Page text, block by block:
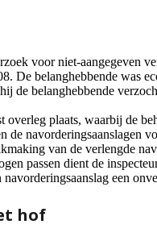
voor niet-aangegeven
De belanghebbende was
de belanghebbende
plaats, waarbij de
navorderingsaanslagen
van de verlengde
passen dient de
een
hof